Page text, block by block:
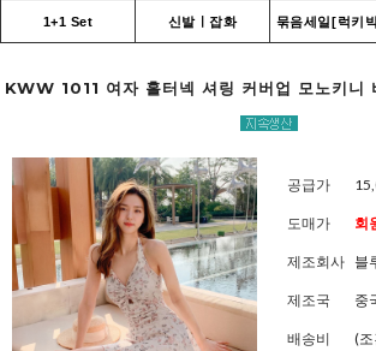
1+1 Set 신발ㅣ잡화 묶음세일[럭키
KWW 1011 여자 홀터넥 셔링 커버업 모노키니
공급가
도매가 회
제조회사 블
제조국 중
배송비 (조